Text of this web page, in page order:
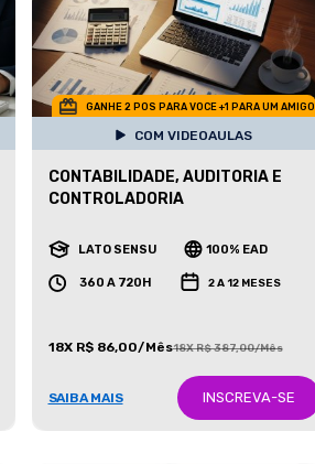
GANHE 2 POS PARA VOCE +1 PARA UM AMIGO
COM VIDEOAULAS
CONTABILIDADE, AUDITORIA E
CONTROLADORIA
LATO SENSU 100% EAD
360 A 720H 2 A 12 MESES
18X R$ 86,00/Mês18X R$ 387,00/Mês
SAIBA MAIS INSCREVA-SE